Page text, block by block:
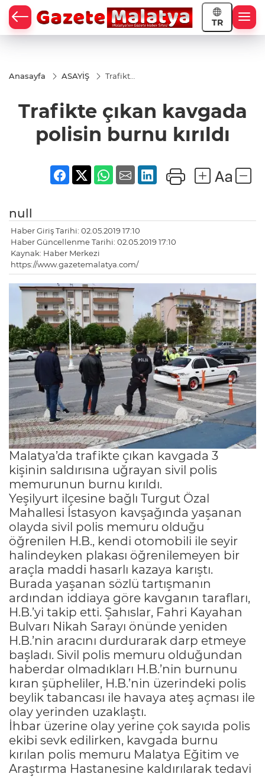
TR
Anasayfa ASAYİŞ
Trafikte
polisin
burnu
kırıldı
Trafikte çıkan kavgada
polisin burnu kırıldı
null
Haber Giriş Tarihi: 02.05.2019 17:10
Haber Güncellenme Tarihi: 02.05.2019 17:10
Kaynak: Haber Merkezi
https://www.gazetemalatya.com/
Malatya’da trafikte çıkan kavgada 3
kişinin saldırısına uğrayan sivil polis
memurunun burnu kırıldı.
Yeşilyurt ilçesine bağlı Turgut Özal
Mahallesi İstasyon kavşağında yaşanan
olayda sivil polis memuru olduğu
öğrenilen H.B., kendi otomobili ile seyir
halindeyken plakası öğrenilemeyen bir
araçla maddi hasarlı kazaya karıştı.
Burada yaşanan sözlü tartışmanın
ardından iddiaya göre kavganın tarafları,
H.B.’yi takip etti. Şahıslar, Fahri Kayahan
Bulvarı Nikah Sarayı önünde yeniden
H.B.’nin aracını durdurarak darp etmeye
başladı. Sivil polis memuru olduğundan
haberdar olmadıkları H.B.’nin burnunu
kıran şüpheliler, H.B.’nin üzerindeki polis
beylik tabancası ile havaya ateş açması ile
olay yerinden uzaklaştı.
İhbar üzerine olay yerine çok sayıda polis
ekibi sevk edilirken, kavgada burnu
kırılan polis memuru Malatya Eğitim ve
Araştırma Hastanesine kaldırılarak tedavi